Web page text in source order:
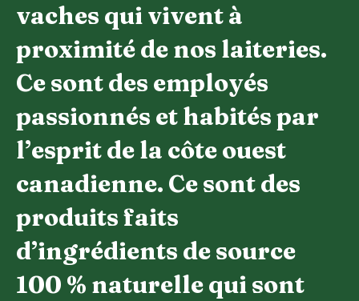
vaches qui vivent à
proximité de nos laiteries.
Ce sont des employés
passionnés et habités par
l’esprit de la côte ouest
canadienne. Ce sont des
produits faits
d’ingrédients de source
100 % naturelle qui sont